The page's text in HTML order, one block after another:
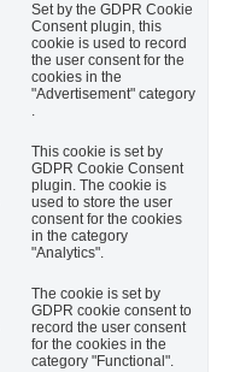
Set by the GDPR Cookie
Consent plugin, this
cookie is used to record
the user consent for the
cookies in the
"Advertisement" category
.
This cookie is set by
GDPR Cookie Consent
plugin. The cookie is
used to store the user
consent for the cookies
in the category
"Analytics".
The cookie is set by
GDPR cookie consent to
record the user consent
for the cookies in the
category "Functional".